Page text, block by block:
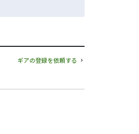
ギアの登録を依頼する